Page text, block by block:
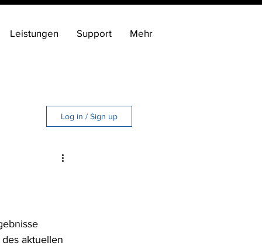
Leistungen Support Mehr
Log in / Sign up
aktuellen